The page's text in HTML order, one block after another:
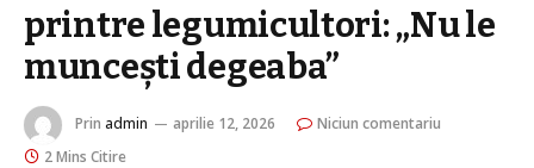
printre legumicultori: „Nu le
muncești degeaba”
Prin admin aprilie 12, 2026
Niciun comentariu
2 Mins Citire